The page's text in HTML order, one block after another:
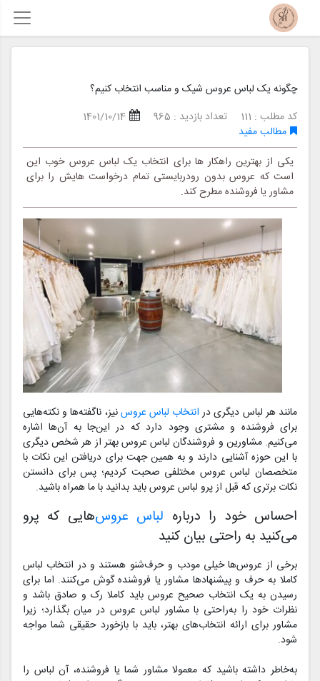
چگونه یک لباس عروس شیک و مناسب انتخاب کنیم؟
کد مطلب : 111
تعداد بازدید : 965
1401/10/14
مطالب مفید
یکی از بهترین راهکار ها برای انتخاب یک لباس عروس خوب این
است که عروس بدون رودربایستی تمام درخواست هایش را برای
مشاور یا فروشنده مطرح کند.
مانند هر لباس دیگری در انتخاب لباس عروسنیز، ناگفته‌ها و نکته‌هایی
برای فروشنده و مشتری وجود دارد که در این‌جا به آن‌ها اشاره
می‌کنیم. مشاورین و فروشندگان لباس عروس بهتر از هر شخص دیگری
با این حوزه آشنایی دارند و به همین جهت برای دریافتن این نکات با
متخصصان لباس عروس مختلفی صحبت کردیم؛ پس برای دانستن
نکات برتری که قبل از پرو لباس عروس باید بدانید با ما همراه باشید.
احساس خود را درباره لباس عروس‌هایی که پرو
می‌کنید به راحتی بیان کنید
برخی از عروس‌ها خیلی مودب و حرف‌شنو هستند و در انتخاب لباس
کاملا به حرف و پیشنهادها مشاور یا فروشنده گوش می‌کنند. اما برای
رسیدن به یک انتخاب صحیح عروس باید کاملا رک و صادق باشد و
نظرات خود را به‌راحتی با مشاور لباس عروس در میان بگذارد؛ زیرا
مشاور برای ارائه انتخاب‌های بهتر، باید با بازخورد حقیقی شما مواجه
شود.
به‌خاطر داشته باشید که معمولا مشاور شما یا فروشنده، آن لباس را